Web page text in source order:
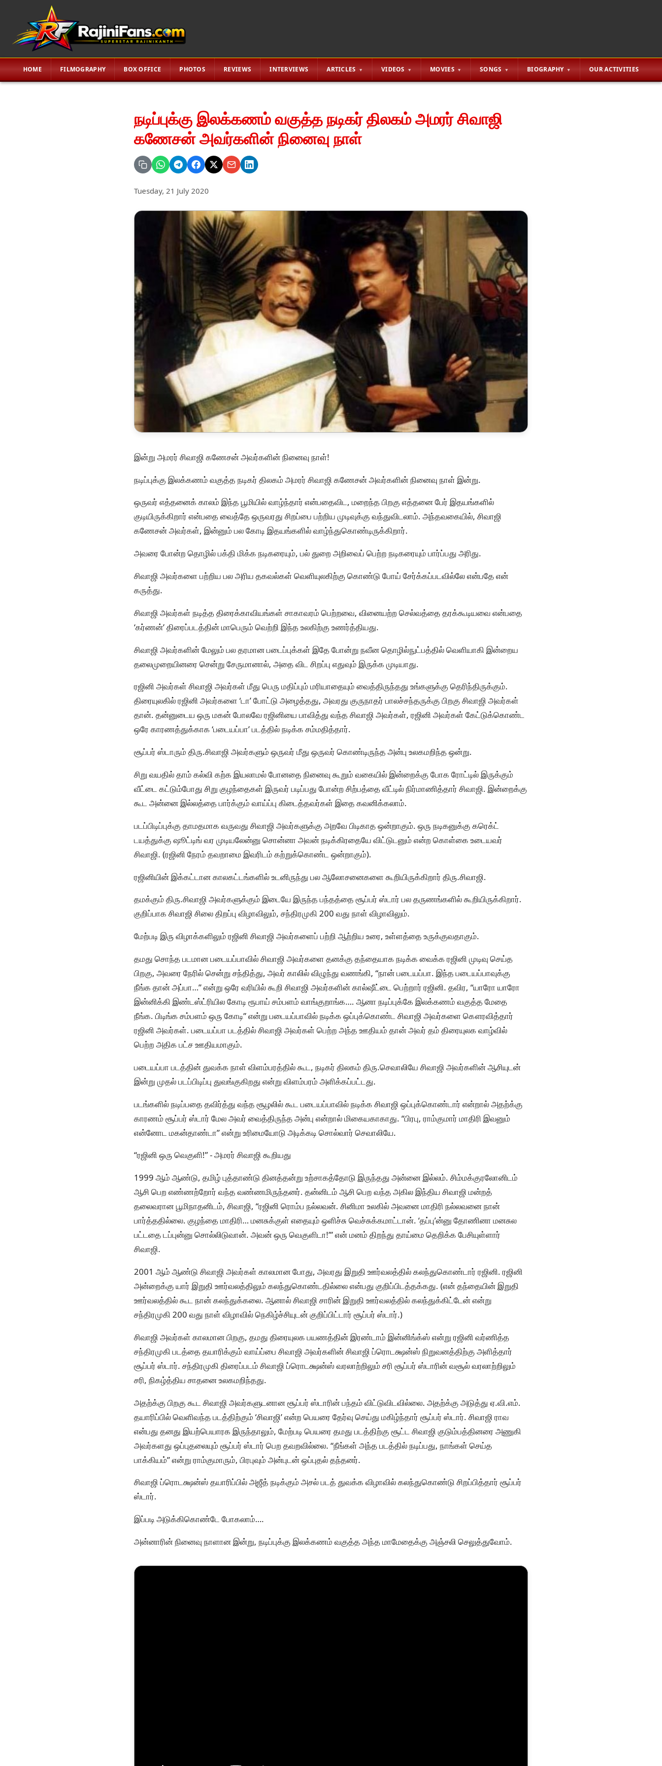
HOME FILMOGRAPHY BOX OFFICE PHOTOS REVIEWS INTERVIEWS ARTICLES VIDEOS MOVIES SONGS BIOGRAPHY OUR ACTIVITIES
நடிப்புக்கு இலக்கணம் வகுத்த நடிகர் திலகம் அமரர் சிவாஜி
கணேசன் அவர்களின் நினைவு நாள்
Tuesday, 21 July 2020
இன்று அமரர் சிவாஜி கணேசன் அவர்களின் நினைவு நாள்!
நடிப்புக்கு இலக்கணம் வகுத்த நடிகர் திலகம் அமரர் சிவாஜி கணேசன் அவர்களின் நினைவு நாள் இன்று.
ஒருவர் எத்தனைக் காலம் இந்த பூமியில் வாழ்ந்தார் என்பதைவிட, மறைந்த பிறகு எத்தனை பேர் இதயங்களில்
குடியிருக்கிறார் என்பதை வைத்தே ஒருவரது சிறப்பை பற்றிய முடிவுக்கு வந்துவிடலாம். அந்தவகையில், சிவாஜி
கணேசன் அவர்கள், இன்னும் பல கோடி இதயங்களில் வாழ்ந்துகொண்டிருக்கிறார்.
அவரை போன்ற தொழில் பக்தி மிக்க நடிகரையும், பல் துறை அறிவைப் பெற்ற நடிகரையும் பார்ப்பது அரிது.
சிவாஜி அவர்களை பற்றிய பல அரிய தகவல்கள் வெளியுலகிற்கு கொண்டு போய் சேர்க்கப்படவில்லே என்பதே என்
கருத்து.
சிவாஜி அவர்கள் நடித்த திரைக்காவியங்கள் சாகாவரம் பெற்றவை, வினையற்ற செல்வத்தை தரக்கூடியவை என்பதை
‘கர்ணன்’ திரைப்படத்தின் மாபெரும் வெற்றி இந்த உலகிற்கு உணர்த்தியது.
சிவாஜி அவர்களின் மேலும் பல தரமான படைப்புக்கள் இதே போன்று நவீன தொழில்நுட்பத்தில் வெளியாகி இன்றைய
தலைமுறையினரை சென்று சேருமானால், அதை விட சிறப்பு எதுவும் இருக்க முடியாது.
ரஜினி அவர்கள் சிவாஜி அவர்கள் மீது பெரு மதிப்பும் மரியாதையும் வைத்திருந்தது உங்களுக்கு தெரிந்திருக்கும்.
திரையுலகில் ரஜினி அவர்களை ‘டா’ போட்டு அழைத்தது, அவரது குருநாதர் பாலச்சந்தருக்கு பிறகு சிவாஜி அவர்கள்
தான். தன்னுடைய ஒரு மகன் போலவே ரஜினியை பாவித்து வந்த சிவாஜி அவர்கள், ரஜினி அவர்கள் கேட்டுக்கொண்ட
ஒரே காரணத்துக்காக ‘படையப்பா’ படத்தில் நடிக்க சம்மதித்தார்.
சூப்பர் ஸ்டாரும் திரு.சிவாஜி அவர்களும் ஒருவர் மீது ஒருவர் கொண்டிருந்த அன்பு உலகமறிந்த ஒன்று.
சிறு வயதில் தாம் கல்வி கற்க இயலாமல் போனதை நினைவு கூறும் வகையில் இன்றைக்கு போக ரோட்டில் இருக்கும்
வீட்டை கட்டும்போது சிறு குழந்தைகள் இருவர் படிப்பது போன்ற சிற்பத்தை வீட்டில் நிர்மாணித்தார் சிவாஜி. இன்றைக்கு
கூட அன்னை இல்லத்தை பார்க்கும் வாய்ப்பு கிடைத்தவர்கள் இதை கவனிக்கலாம்.
படப்பிடிப்புக்கு தாமதமாக வருவது சிவாஜி அவர்களுக்கு அறவே பிடிகாத ஒன்றாகும். ஒரு நடிகனுக்கு கரெக்ட்
டயத்துக்கு ஷூட்டிங் வர முடியலேன்னு சொன்னா அவன் நடிக்கிரதையே விட்டுடனும் என்ற கொள்கை உடையவர்
சிவாஜி. (ரஜினி நேரம் தவறாமை இவரிடம் கற்றுக்கொண்ட ஒன்றாகும்).
ரஜினியின் இக்கட்டான காலகட்டங்களில் உடனிருந்து பல ஆலோசனைகளை கூறியிருக்கிறார் திரு.சிவாஜி.
தமக்கும் திரு.சிவாஜி அவர்களுக்கும் இடையே இருந்த பந்தத்தை சூப்பர் ஸ்டார் பல தருணங்களில் கூறியிருக்கிறார்.
குறிப்பாக சிவாஜி சிலை திறப்பு விழாவிலும், சந்திரமுகி 200 வது நாள் விழாவிலும்.
மேற்படி இரு விழாக்களிலும் ரஜினி சிவாஜி அவர்களைப் பற்றி ஆற்றிய உரை, உள்ளத்தை உருக்குவதாகும்.
தமது சொந்த படமான படையப்பாவில் சிவாஜி அவர்களை தனக்கு தந்தையாக நடிக்க வைக்க ரஜினி முடிவு செய்த
பிறகு, அவரை நேரில் சென்று சந்தித்து, அவர் காலில் விழுந்து வணங்கி, “நான் படையப்பா. இந்த படையப்பாவுக்கு
நீங்க தான் அப்பா…” என்று ஒரே வரியில் கூறி சிவாஜி அவர்களின் கால்ஷீட்டை பெற்றார் ரஜினி. தவிர, “யாரோ யாரோ
இன்னிக்கி இண்டஸ்ட்ரியில கோடி ரூபாய் சம்பளம் வாங்குறாங்க…. ஆனா நடிப்புக்கே இலக்கணம் வகுத்த மேதை
நீங்க. பிடிங்க சம்பளம் ஒரு கோடி” என்று படையப்பாவில் நடிக்க ஒப்புக்கொண்ட சிவாஜி அவர்களை கௌரவித்தார்
ரஜினி அவர்கள். படையப்பா படத்தில் சிவாஜி அவர்கள் பெற்ற அந்த ஊதியம் தான் அவர் தம் திரையுலக வாழ்வில்
பெற்ற அதிக பட்ச ஊதியமாகும்.
படையப்பா படத்தின் துவக்க நாள் விளம்பரத்தில் கூட, நடிகர் திலகம் திரு.செவாலியே சிவாஜி அவர்களின் ஆசியுடன்
இன்று முதல் படப்பிடிப்பு துவங்குகிறது என்று விளம்பரம் அளிக்கப்பட்டது.
படங்களில் நடிப்பதை தவிர்த்து வந்த சூழலில் கூட படையப்பாவில் நடிக்க சிவாஜி ஒப்புக்கொண்டார் என்றால் அதற்க்கு
காரணம் சூப்பர் ஸ்டார் மேல அவர் வைத்திருந்த அன்பு என்றால் மிகையகாகாது. “பிரபு, ராம்குமார் மாதிரி இவனும்
என்னோட மகன்தாண்டா” என்று உரிமையோடு அடிக்கடி சொல்வார் செவாலியே.
“ரஜினி ஒரு வெகுளி!” - அமரர் சிவாஜி கூறியது
1999 ஆம் ஆண்டு, தமிழ் புத்தாண்டு தினத்தன்று உற்சாகத்தோடு இருந்தது அன்னை இல்லம். சிம்மக்குரலோனிடம்
ஆசி பெற எண்ணற்றோர் வந்த வண்ணமிருந்தனர். தன்னிடம் ஆசி பெற வந்த அகில இந்திய சிவாஜி மன்றத்
தலைவரான பூமிநாதனிடம், சிவாஜி, “ரஜினி ரொம்ப நல்லவன். சினிமா உலகில் அவனை மாதிரி நல்லவனை நான்
பார்த்ததில்லை. குழந்தை மாதிரி… மனசுக்குள் எதையும் ஒளிச்சு வெச்சுக்கமாட்டான். ‘தப்பு’ன்னு தோணினா மனசுல
பட்டதை டப்புன்னு சொல்லிடுவான். அவன் ஒரு வெகுளிடா!’” என் மனம் திறந்து தாய்மை தெறிக்க பேசியுள்ளார்
சிவாஜி.
2001 ஆம் ஆண்டு சிவாஜி அவர்கள் காலமான போது, அவரது இறுதி ஊர்வலத்தில் கலந்துகொண்டார் ரஜினி. ரஜினி
அன்றைக்கு யார் இறுதி ஊர்வலத்திலும் கலந்துகொண்டதில்லை என்பது குறிப்பிடத்தக்கது. (என் தந்தையின் இறுதி
ஊர்வலத்தில் கூட நான் கலந்துக்கலை. ஆனால் சிவாஜி சாரின் இறுதி ஊர்வலத்தில் கலந்துக்கிட்டேன் என்று
சந்திரமுகி 200 வது நாள் விழாவில் நெகிழ்ச்சியுடன் குறிப்பிட்டார் சூப்பர் ஸ்டார்.)
சிவாஜி அவர்கள் காலமான பிறகு, தமது திரையுலக பயணத்தின் இரண்டாம் இன்னிங்க்ஸ் என்று ரஜினி வர்ணித்த
சந்திரமுகி படத்தை தயாரிக்கும் வாய்ப்பை சிவாஜி அவர்களின் சிவாஜி ப்ரொடக்ஷன்ஸ் நிறுவனத்திற்கு அளித்தார்
சூப்பர் ஸ்டார். சந்திரமுகி திரைப்படம் சிவாஜி ப்ரொடக்ஷன்ஸ் வரலாற்றிலும் சரி சூப்பர் ஸ்டாரின் வசூல் வரலாற்றிலும்
சரி, நிகழ்த்திய சாதனை உலகமறிந்தது.
அதற்க்கு பிறகு கூட சிவாஜி அவர்களுடனான சூப்பர் ஸ்டாரின் பந்தம் விட்டுவிடவில்லை. அதற்க்கு அடுத்து ஏ.வி.எம்.
தயாரிப்பில் வெளிவந்த படத்திற்கும் ‘சிவாஜி’ என்ற பெயரை தேர்வு செய்து மகிழ்ந்தார் சூப்பர் ஸ்டார். சிவாஜி ராவ
என்பது தனது இயற்பெயாரக இருந்தாலும், மேற்படி பெயரை தமது படத்திற்கு சூட்ட சிவாஜி குடும்பத்தினரை அணுகி
அவர்களது ஒப்புதலையும் சூப்பர் ஸ்டார் பெற தவறவில்லை. “நீங்கள் அந்த படத்தில் நடிப்பது, நாங்கள் செய்த
பாக்கியம்” என்று ராம்குமாரும், பிரபுவும் அன்புடன் ஒப்புதல் தந்தனர்.
சிவாஜி ப்ரொடக்ஷன்ஸ் தயாரிப்பில் அஜீத் நடிக்கும் அசல் படத் துவக்க விழாவில் கலந்துகொண்டு சிறப்பித்தார் சூப்பர்
ஸ்டார்.
இப்படி அடுக்கிகொண்டே போகலாம்….
அன்னாரின் நினைவு நாளான இன்று, நடிப்புக்கு இலக்கணம் வகுத்த அந்த மாமேதைக்கு அஞ்சலி செலுத்துவோம்.